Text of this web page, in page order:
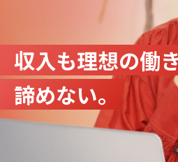
収入も理想の働
諦めない。